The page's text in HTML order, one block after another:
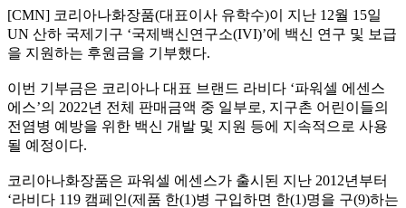
[CMN] 코리아나화장품(대표이사 유학수)이 지난 12월 15일
UN 산하 국제기구 ‘국제백신연구소(IVI)’에 백신 연구 및 보급
을 지원하는 후원금을 기부했다.
이번 기부금은 코리아나 대표 브랜드 라비다 ‘파워셀 에센스
에스’의 2022년 전체 판매금액 중 일부로, 지구촌 어린이들의
전염병 예방을 위한 백신 개발 및 지원 등에 지속적으로 사용
될 예정이다.
코리아나화장품은 파워셀 에센스가 출시된 지난 2012년부터
‘라비다 119 캠페인(제품 한(1)병 구입하면 한(1)명을 구(9)하는